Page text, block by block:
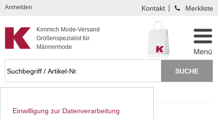
Kompletten Head der Seite überspringen
Kimmich Mode-Versand
Größenspezialist für
Männermode
Anmelden Kontakt Merkliste
Einwilligung zur Datenverarbeitung